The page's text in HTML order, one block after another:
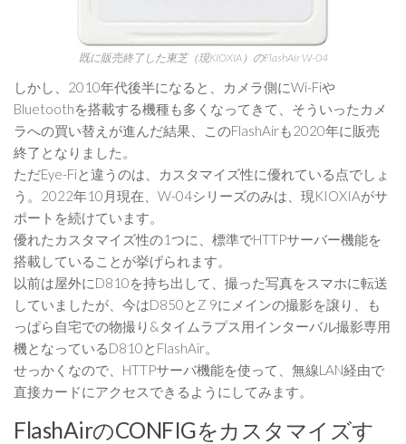
既に販売終了した東芝（現KIOXIA）のFlashAir W-04
しかし、2010年代後半になると、カメラ側にWi-Fiや
Bluetoothを搭載する機種も多くなってきて、そういったカメ
ラへの買い替えが進んだ結果、このFlashAirも2020年に販売
終了となりました。
ただEye-Fiと違うのは、カスタマイズ性に優れている点でしょ
う。2022年10月現在、W-04シリーズのみは、現KIOXIAがサ
ポートを続けています。
優れたカスタマイズ性の1つに、標準でHTTPサーバー機能を
搭載していることが挙げられます。
以前は屋外にD810を持ち出して、撮った写真をスマホに転送
していましたが、今はD850とZ 9にメインの撮影を譲り、も
っぱら自宅での物撮り&タイムラプス用インターバル撮影専用
機となっているD810とFlashAir。
せっかくなので、HTTPサーバ機能を使って、無線LAN経由で
直接カードにアクセスできるようにしてみます。
FlashAirのCONFIGをカスタマイズす